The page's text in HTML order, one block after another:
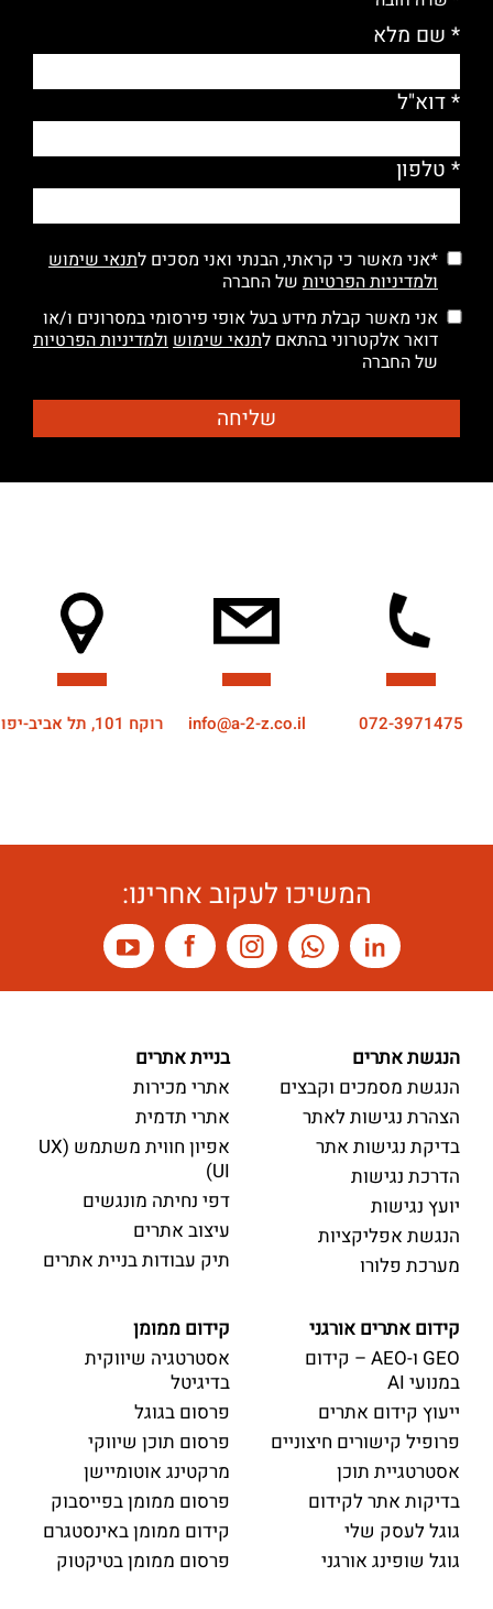
* שם מלא
* דוא"ל
* טלפון
*אני מאשר כי קראתי, הבנתי ואני מסכים לתנאי שימוש
ולמדיניות הפרטיות של החברה
אני מאשר קבלת מידע בעל אופי פירסומי במסרונים ו/או
דואר אלקטרוני בהתאם לתנאי שימוש ולמדיניות הפרטיות
של החברה
072-3971475
info@a-2-z.co.il רוקח 101, תל אביב-יפו
המשיכו לעקוב אחרינו:
הנגשת אתרים
הנגשת מסמכים וקבצים
הצהרת נגישות לאתר
בדיקת נגישות אתר
הדרכת נגישות
יועץ נגישות
הנגשת אפליקציות
מערכת פלורו
בניית אתרים
אתרי מכירות
אתרי תדמית
אפיון חווית משתמש (UX
UI)
דפי נחיתה מונגשים
עיצוב אתרים
תיק עבודות בניית אתרים
קידום אתרים אורגני
GEO ו-AEO – קידום
במנועי AI
ייעוץ קידום אתרים
פרופיל קישורים חיצוניים
אסטרטגיית תוכן
בדיקות אתר לקידום
גוגל לעסק שלי
גוגל שופינג אורגני
קידום ממומן
אסטרטגיה שיווקית
בדיגיטל
פרסום בגוגל
פרסום תוכן שיווקי
מרקטינג אוטומיישן
פרסום ממומן בפייסבוק
קידום ממומן באינסטגרם
פרסום ממומן בטיקטוק